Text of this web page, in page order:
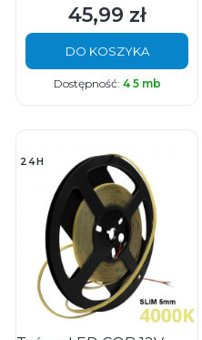
Cena
45,99 zł
DO KOSZYKA
Dostępność: 4 5 mb
24H